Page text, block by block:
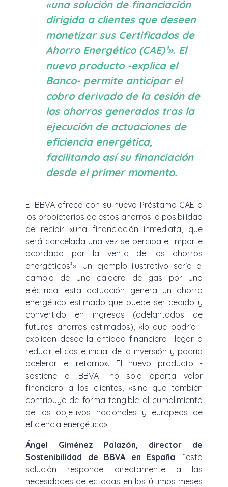
«una solución de financiación
dirigida a clientes que deseen
monetizar sus Certificados de
Ahorro Energético (CAE)¹». El
nuevo producto -explica el
Banco- permite anticipar el
cobro derivado de la cesión de
los ahorros generados tras la
ejecución de actuaciones de
eficiencia energética,
facilitando así su financiación
desde el primer momento.
El BBVA ofrece con su nuevo Préstamo CAE a
los propietarios de estos ahorros la posibilidad
de recibir «una financiación inmediata, que
será cancelada una vez se perciba el importe
acordado por la venta de los ahorros
energéticos²». Un ejemplo ilustrativo sería el
cambio de una caldera de gas por una
eléctrica: esta actuación genera un ahorro
energético estimado que puede ser cedido y
convertido en ingresos (adelantados de
futuros ahorros estimados), «lo que podría -
explican desde la entidad financiera- llegar a
reducir el coste inicial de la inversión y podría
acelerar el retorno». El nuevo producto -
sostiene el BBVA- no solo aporta valor
financiero a los clientes, «sino que también
contribuye de forma tangible al cumplimiento
de los objetivos nacionales y europeos de
eficiencia energética».
Ángel Giménez Palazón, director de
Sostenibilidad de BBVA en España: “esta
solución responde directamente a las
necesidades detectadas en los últimos meses